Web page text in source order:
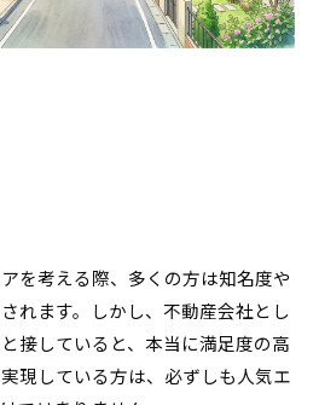
を考える際、多くの方は知名度や
れます。しかし、不動産会社とし
接していると、本当に満足度の高
現している方は、必ずしも人気エ